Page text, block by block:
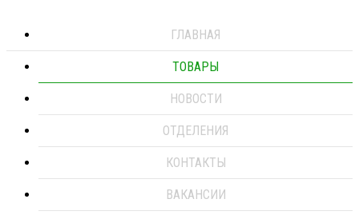
ГЛАВНАЯ
ТОВАРЫ
НОВОСТИ
ОТДЕЛЕНИЯ
КОНТАКТЫ
ВАКАНСИИ